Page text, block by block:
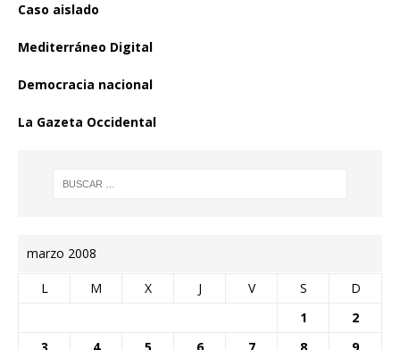
Caso aislado
Mediterráneo Digital
Democracia nacional
La Gazeta Occidental
marzo 2008
L M X J V S D
1
2